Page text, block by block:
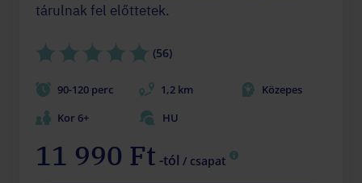
tárulnak fel előttetek.
(56)
90-120 perc 1,2 km
Közepes
Kor 6+
HU
11 990 Ft -tól / csapat